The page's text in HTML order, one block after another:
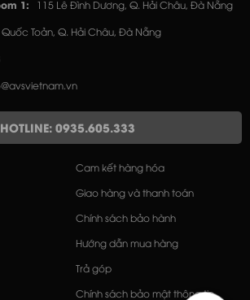
1: 115 Lê Đình Dương, Q. Hải Châu, Đà Nẵng
Quốc Toản, Q. Hải Châu, Đà Nẵng
HOTLINE: 0935.605.333
Cam kết hàng hóa
Giao hàng và thanh toán
Chính sách bảo hành
Hướng dẫn mua hàng
Trả góp
Chính sách bảo mật thông tin